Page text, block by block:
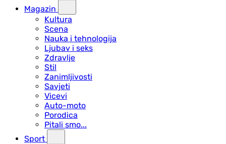
Magazin
Kultura
Scena
Nauka i tehnologija
Ljubav i seks
Zdravlje
Stil
Zanimljivosti
Savjeti
Vicevi
Auto-moto
Porodica
Pitali smo...
Sport